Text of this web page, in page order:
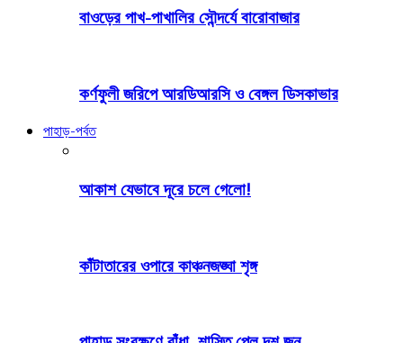
বাওড়ের পাখ-পাখালির সৌন্দর্যে বারোবাজার
কর্ণফুলী জরিপে আরডিআরসি ও বেঙ্গল ডিসকাভার
পাহাড়-পর্বত
আকাশ যেভাবে দূরে চলে গেলো!
কাঁটাতারের ওপারে কাঞ্চনজঙ্ঘা শৃঙ্গ